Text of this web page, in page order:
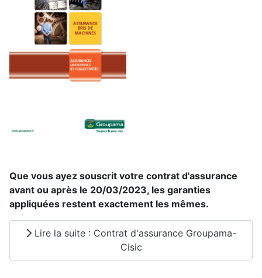
Que vous ayez souscrit votre contrat d'assurance
avant ou après le 20/03/2023, les garanties
appliquées restent exactement les mêmes.
Lire la suite : Contrat d'assurance Groupama-
Cisic